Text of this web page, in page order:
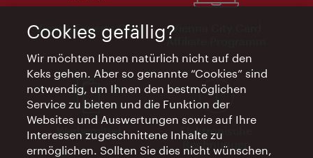
Vienna Experts Club
Vienna City Card
Affiliate Programm
Werbemittel
Elektronische
Rechnungen
Cookies gefällig?
Wir möchten Ihnen natürlich nicht auf den
Keks gehen. Aber so genannte “Cookies” sind
notwendig, um Ihnen den bestmöglichen
Service zu bieten und die Funktion der
Websites und Auswertungen sowie auf Ihre
Interessen zugeschnittene Inhalte zu
ermöglichen. Sollten Sie dies nicht wünschen,